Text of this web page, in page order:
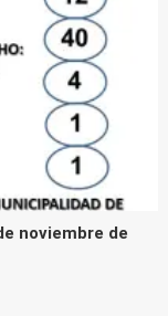
noviembre de